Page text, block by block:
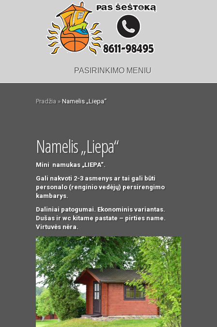
PASIRINKIMO MENIU
Pradžia » Namelis „Liepa“
Namelis „Liepa“
Mini namukas „LIEPA“.
Gali nakvoti 2-3 asmenys ar tai gali būti
personalo (renginio vedėjų) persirengimo
kambarys.
Daliniai patogumai. Ekonominis variantas.
Dušas ir wc kitame pastate – pirties name.
Virtuvės nėra.